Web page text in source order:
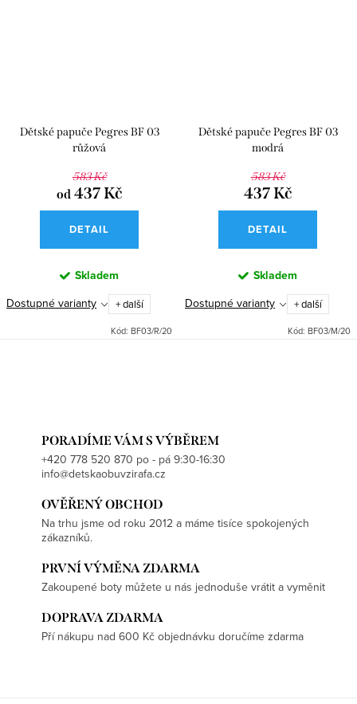
Dětské papuče Pegres BF 03
růžová
583 Kč
od437 Kč
DETAIL
Skladem
Dostupné varianty + další
Kód: BF03/R/20
Dětské papuče Pegres BF 03
modrá
583 Kč
437 Kč
DETAIL
Skladem
Dostupné varianty + další
Kód: BF03/M/20
PORADÍME VÁM S VÝBĚREM
+420 778 520 870 po - pá 9:30-16:30
info@detskaobuvzirafa.cz
OVĚŘENÝ OBCHOD
Na trhu jsme od roku 2012 a máme tisíce spokojených
zákazníků.
PRVNÍ VÝMĚNA ZDARMA
Zakoupené boty můžete u nás jednoduše vrátit a vyměnit
DOPRAVA ZDARMA
Pří nákupu nad 600 Kč objednávku doručíme zdarma